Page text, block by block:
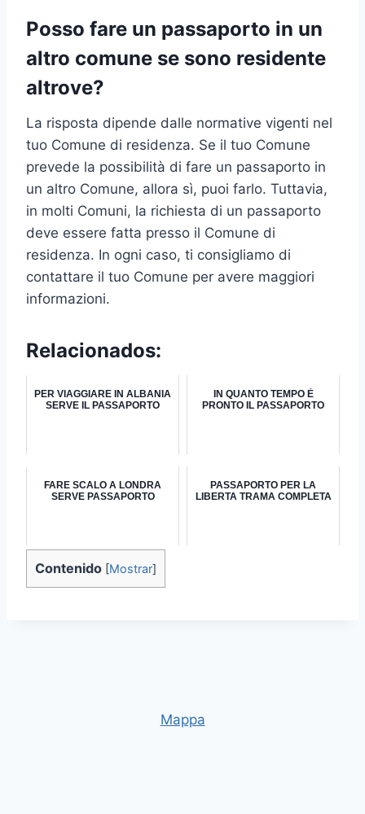
Posso fare un passaporto in un
altro comune se sono residente
altrove?
La risposta dipende dalle normative vigenti nel
tuo Comune di residenza. Se il tuo Comune
prevede la possibilità di fare un passaporto in
un altro Comune, allora sì, puoi farlo. Tuttavia,
in molti Comuni, la richiesta di un passaporto
deve essere fatta presso il Comune di
residenza. In ogni caso, ti consigliamo di
contattare il tuo Comune per avere maggiori
informazioni.
Relacionados:
PER VIAGGIARE IN ALBANIA
SERVE IL PASSAPORTO
IN QUANTO TEMPO È
PRONTO IL PASSAPORTO
FARE SCALO A LONDRA
SERVE PASSAPORTO
PASSAPORTO PER LA
LIBERTA TRAMA COMPLETA
Contenido [Mostrar]
Mappa